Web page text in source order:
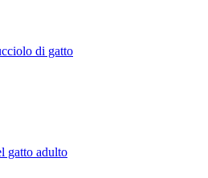
di gatto
gatto adulto